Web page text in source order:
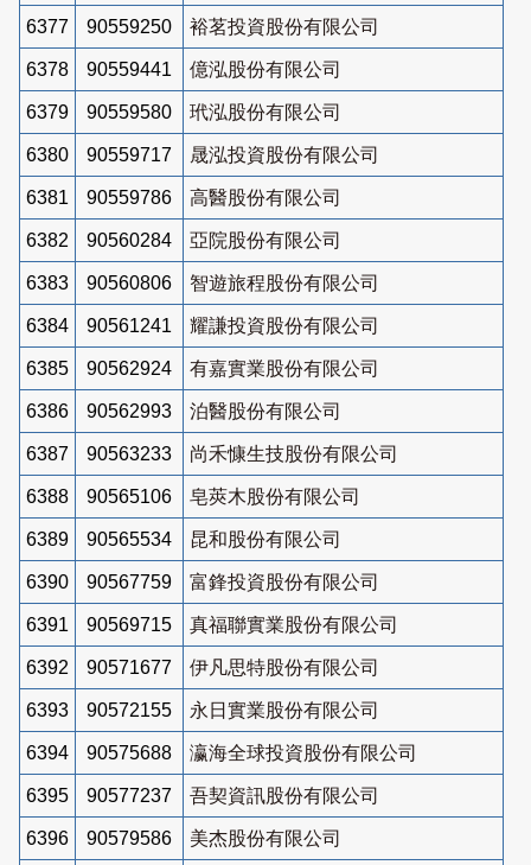
6377 90559250 裕茗投資股份有限公司
6378 90559441 億泓股份有限公司
6379 90559580 玳泓股份有限公司
6380 90559717 晟泓投資股份有限公司
6381 90559786 高醫股份有限公司
6382 90560284 亞院股份有限公司
6383 90560806 智遊旅程股份有限公司
6384 90561241 耀謙投資股份有限公司
6385 90562924 有嘉實業股份有限公司
6386 90562993 泊醫股份有限公司
6387 90563233 尚禾慷生技股份有限公司
6388 90565106 皂莢木股份有限公司
6389 90565534 昆和股份有限公司
6390 90567759 富鋒投資股份有限公司
6391 90569715 真福聯實業股份有限公司
6392 90571677 伊凡思特股份有限公司
6393 90572155 永日實業股份有限公司
6394 90575688 瀛海全球投資股份有限公司
6395 90577237 吾契資訊股份有限公司
6396 90579586 美杰股份有限公司